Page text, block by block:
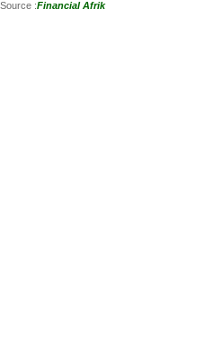
Source :Financial Afrik